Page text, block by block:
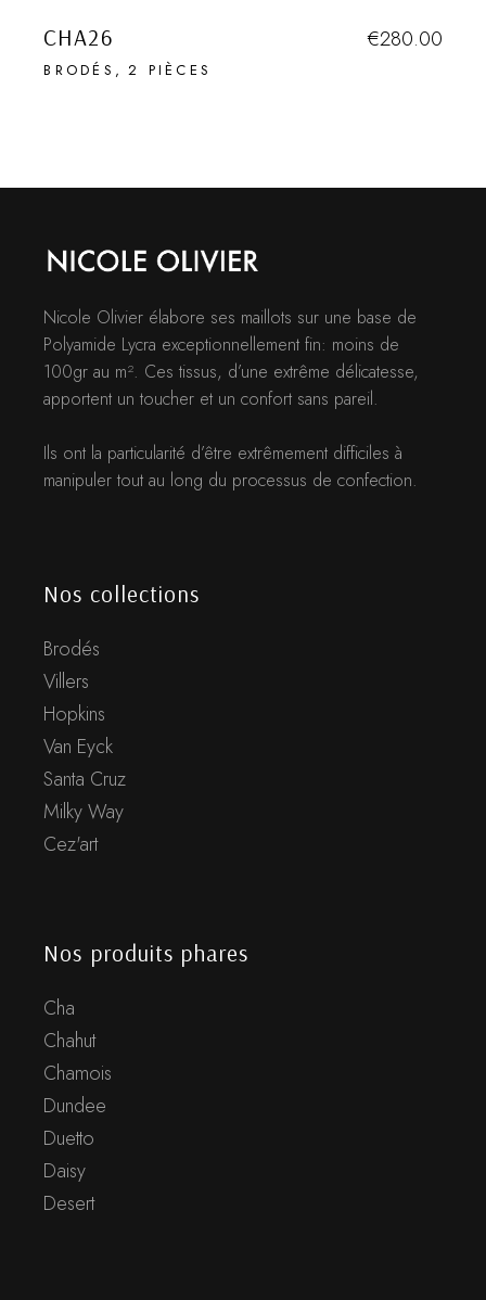
CHA26
BRODÉS 2 PIÈCES
€280.00
Nicole Olivier élabore ses maillots sur une base de
Polyamide Lycra exceptionnellement fin: moins de
100gr au m². Ces tissus, d’une extrême délicatesse,
apportent un toucher et un confort sans pareil.
Ils ont la particularité d’être extrêmement difficiles à
manipuler tout au long du processus de confection.
Nos collections
Brodés
Villers
Hopkins
Van Eyck
Santa Cruz
Milky Way
Cez'art
Nos produits phares
Cha
Chahut
Chamois
Dundee
Duetto
Daisy
Desert